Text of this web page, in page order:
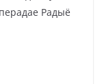
Радыё